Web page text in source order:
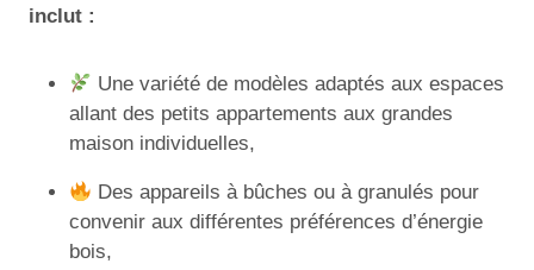
inclut :
Une variété de modèles adaptés aux espaces
allant des petits appartements aux grandes
maison individuelles,
Des appareils à bûches ou à granulés pour
convenir aux différentes préférences d’énergie
bois,